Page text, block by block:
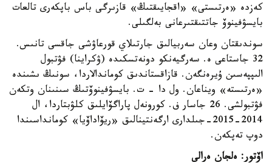
كەزدە «ەرتىستى» «اقجايىقتىڭ» قازىرگى باس باپكەرى تالعات
بايسۋفينوۆ جاتتىقتىرعانى بەلگىلى.
سوندىقتان وعان سەربيالىق جارتىلاي قورعاۋشى جاقسى تانىس.
32 جاستاعى ە. سەرگيەنكو دونەتسكىدە (ۋكراينا) فۋتبول
الىپپەسىن ۇيرەنگەن. قازاقستاندىق كوماندالاردا، سونىڭ ىشىندە
«ەرتىستە» ويناعان. ول دا - ت. بايسۋفينوۆتىڭ سىنىنان وتكەن
فۋتبولشى. 26 جاسار ف. كورونەل پاراگۆايلىق كلۋبتاردا، ال
2014-2015-جىلدارى ارگەنتينالىق «ريۆاداۆيا» كومانداسىندا
دوپ تەپكەن.
اۆتور: ەلجان ەرالى